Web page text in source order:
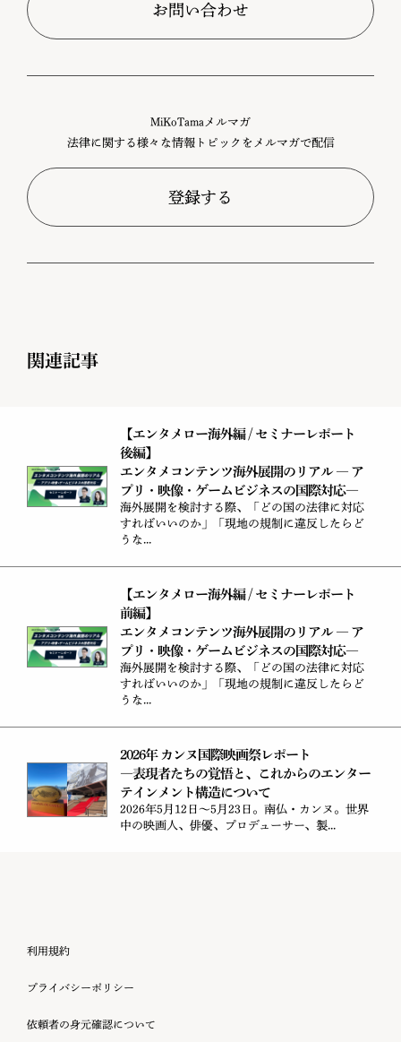
お問い合わせ
MiKoTamaメルマガ
法律に関する様々な情報トピックをメルマガで配信
登録する
関連記事
【エンタメロー海外編 / セミナーレポート
後編】
エンタメコンテンツ海外展開のリアル ― ア
プリ・映像・ゲームビジネスの国際対応―
海外展開を検討する際、「どの国の法律に対応
すればいいのか」「現地の規制に違反したらど
うな...
【エンタメロー海外編 / セミナーレポート
前編】
エンタメコンテンツ海外展開のリアル ― ア
プリ・映像・ゲームビジネスの国際対応―
海外展開を検討する際、「どの国の法律に対応
すればいいのか」「現地の規制に違反したらど
うな...
2026年 カンヌ国際映画祭レポート
―表現者たちの覚悟と、これからのエンター
テインメント構造について
2026年5月12日～5月23日。南仏・カンヌ。世界
中の映画人、俳優、プロデューサー、製...
利用規約
プライバシーポリシー
依頼者の身元確認について